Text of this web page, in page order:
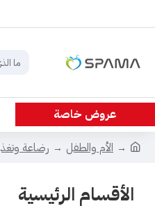
عروض خاصة
الأم والطفل
رضاعة
الأقسام الرئيسية